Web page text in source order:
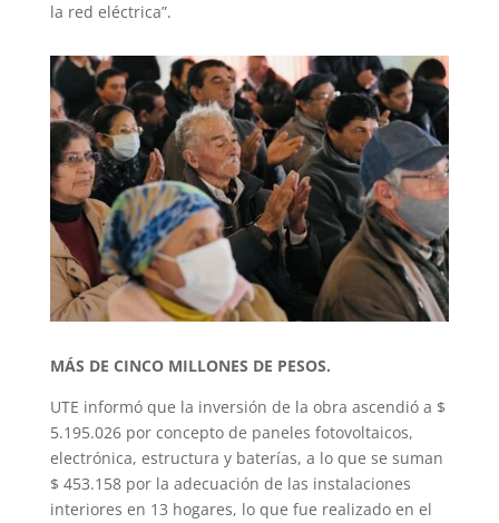
la red eléctrica”.
MÁS DE CINCO MILLONES DE PESOS.
UTE informó que la inversión de la obra ascendió a $
5.195.026 por concepto de paneles fotovoltaicos,
electrónica, estructura y baterías, a lo que se suman
$ 453.158 por la adecuación de las instalaciones
interiores en 13 hogares, lo que fue realizado en el